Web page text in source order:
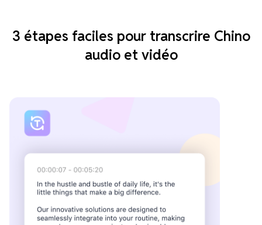
3 étapes faciles pour transcrire Chino
audio et vidéo